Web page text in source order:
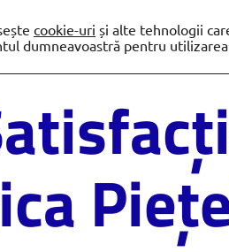
cookie-uri și alte tehnologii
dumneavoastră pentru